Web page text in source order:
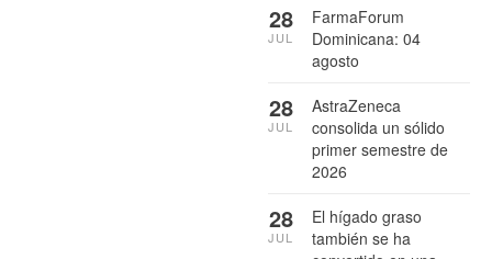
FarmaForum
Dominicana: 04
agosto
28
JUL
AstraZeneca
consolida un sólido
primer semestre de
2026
28
JUL
El hígado graso
también se ha
28
JUL